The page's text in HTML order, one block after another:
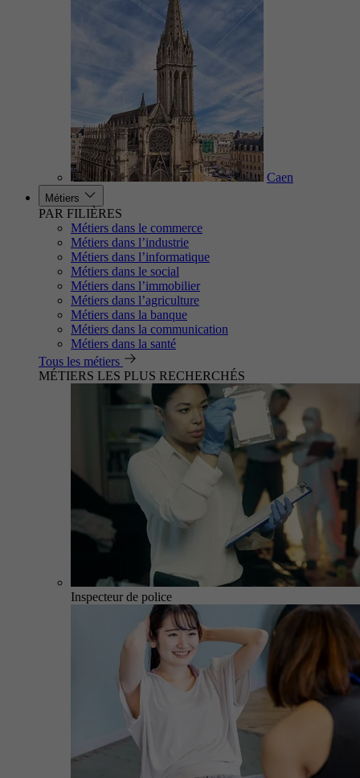
Caen
Métiers
PAR FILIÈRES
Métiers dans le commerce
Métiers dans l’industrie
Métiers dans l’informatique
Métiers dans le social
Métiers dans l’immobilier
Métiers dans l’agriculture
Métiers dans la banque
Métiers dans la communication
Métiers dans la santé
Tous les métiers
MÉTIERS LES PLUS RECHERCHÉS
Inspecteur de police